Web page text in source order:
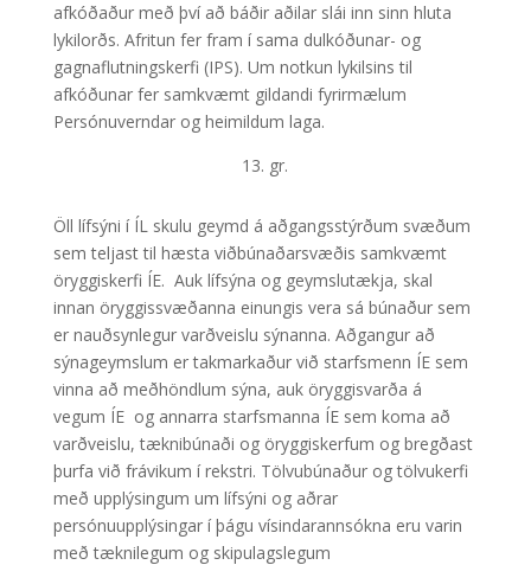
afkóðaður með því að báðir aðilar slái inn sinn hluta
lykilorðs. Afritun fer fram í sama dulkóðunar- og
gagnaflutningskerfi (IPS). Um notkun lykilsins til
afkóðunar fer samkvæmt gildandi fyrirmælum
Persónuverndar og heimildum laga.
13. gr.
Öll lífsýni í ÍL skulu geymd á aðgangsstýrðum svæðum
sem teljast til hæsta viðbúnaðarsvæðis samkvæmt
öryggiskerfi ÍE. Auk lífsýna og geymslutækja, skal
innan öryggissvæðanna einungis vera sá búnaður sem
er nauðsynlegur varðveislu sýnanna. Aðgangur að
sýnageymslum er takmarkaður við starfsmenn ÍE sem
vinna að meðhöndlum sýna, auk öryggisvarða á
vegum ÍE og annarra starfsmanna ÍE sem koma að
varðveislu, tæknibúnaði og öryggiskerfum og bregðast
þurfa við frávikum í rekstri. Tölvubúnaður og tölvukerfi
með upplýsingum um lífsýni og aðrar
persónuupplýsingar í þágu vísindarannsókna eru varin
með tæknilegum og skipulagslegum